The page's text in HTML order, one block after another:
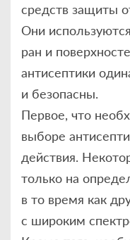
средств защиты
Они
ран и
антисептики
и безопасны.
Первое, что
выборе
действия.
только на
в то время как
с широким